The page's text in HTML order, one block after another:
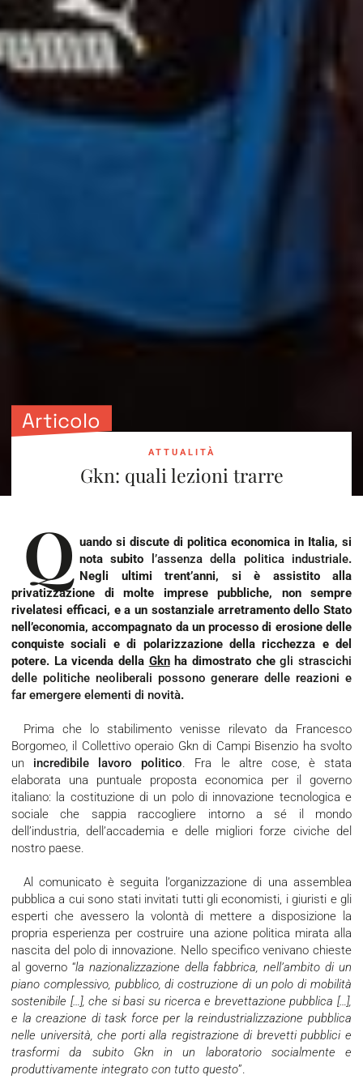
Articolo
ATTUALITÀ
Gkn: quali lezioni trarre
Q uando si discute di politica economica in Italia, si
nota subito
l’assenza della politica industriale.
Negli ultimi trent’anni, si è assistito alla
privatizzazione di molte imprese pubbliche, non sempre
rivelatesi efficaci, e a un sostanziale arretramento dello Stato
nell’economia, accompagnato da un processo di erosione delle
conquiste sociali e di polarizzazione della ricchezza e del
potere. La vicenda della Gknha dimostrato chegli strascichi
delle politiche neoliberali possono generare delle reazioni e
far emergere elementi di novità.
Prima che lo stabilimento venisse rilevato da Francesco
Borgomeo, il Collettivo operaio Gkn di Campi Bisenzio ha svolto
un incredibile lavoro politico. Fra le altre cose, è stata
elaborata una puntuale proposta economica per il governo
italiano: la costituzione di un polo di innovazione tecnologica e
sociale che sappia raccogliere intorno a sé il mondo
dell’industria, dell’accademia e delle migliori forze civiche del
nostro paese.
Al comunicato è seguita l’organizzazione di una assemblea
pubblica a cui sono stati invitati tutti gli economisti, i giuristi e gli
esperti che avessero la volontà di mettere a disposizione la
propria esperienza per costruire una azione politica mirata alla
nascita del polo di innovazione. Nello specifico venivano chieste
al governo “la nazionalizzazione della fabbrica, nell’ambito di un
piano complessivo, pubblico, di costruzione di un polo di mobilità
sostenibile […], che si basi su ricerca e brevettazione pubblica […],
e la creazione di task force per la reindustrializzazione pubblica
nelle università, che porti alla registrazione di brevetti pubblici e
trasformi da subito Gkn in un laboratorio socialmente e
produttivamente integrato con tutto questo”.